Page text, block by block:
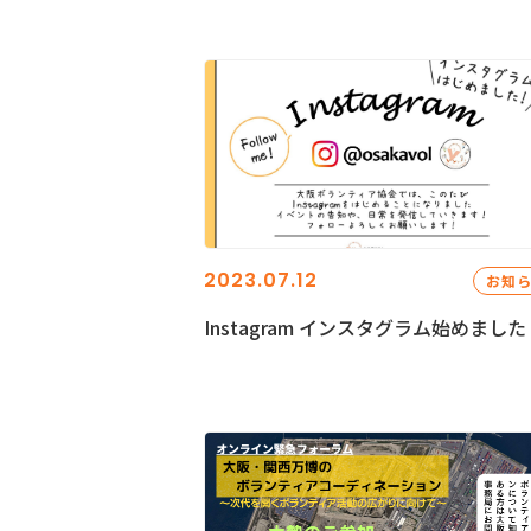
2023.07.12 お知
Instagram インスタグラム始めました